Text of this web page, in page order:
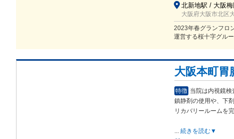
北新地駅 / 大阪
大阪府大阪市北区
2023年春グランフロ
運営する桜十字グル
大阪本町胃
特徴 当院は内視鏡検
鎮静剤の使用や、下
リカバリールームを
... 続きを読む▼